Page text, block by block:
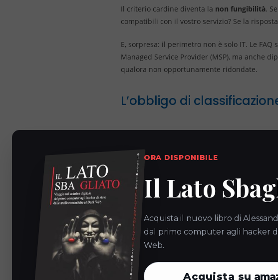
ORA DISPONIBILE
Il Lato
Acquista il nuovo libro di
dal primo computer agli hacker
Web.
Acquista su
Il criterio cardine diventa la non fungibilità.
compatibili con il vostro servizio? Se la
E, sorpresa: il perimetro non è solo IT. Le
Managed Service Provider (MSP), ma anche
qualora non opportunamente ridondate.
L’obbligo di
Per evitare dichiarazioni generiche e
Non potrete più indicare genericamente
elaborazione dati, gestione connessa
infrastruttura.
Nuove scadenze
L’ACN ha anche chiarito il percorso per i
(per crescita dimensionale, cambio di settore